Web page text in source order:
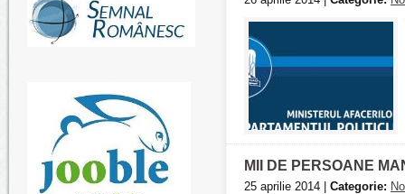
MII DE PERSOANE
25 aprilie 2014 | Categorie: